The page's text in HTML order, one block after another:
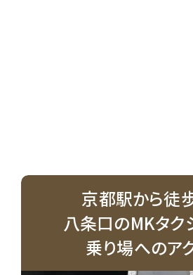
京都駅から徒
八条口のMKタク
乗り場へのア